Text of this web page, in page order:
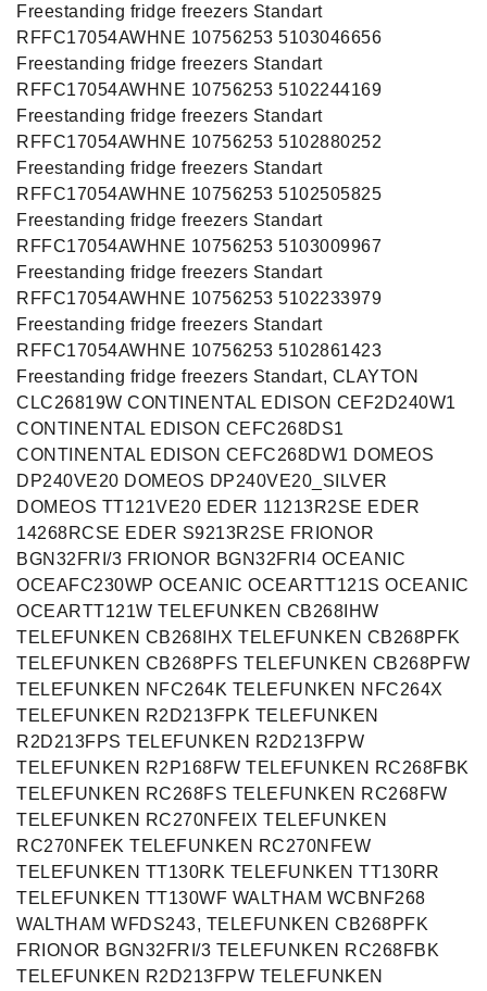
Freestanding fridge freezers Standart
RFFC17054AWHNE 10756253 5103046656
Freestanding fridge freezers Standart
RFFC17054AWHNE 10756253 5102244169
Freestanding fridge freezers Standart
RFFC17054AWHNE 10756253 5102880252
Freestanding fridge freezers Standart
RFFC17054AWHNE 10756253 5102505825
Freestanding fridge freezers Standart
RFFC17054AWHNE 10756253 5103009967
Freestanding fridge freezers Standart
RFFC17054AWHNE 10756253 5102233979
Freestanding fridge freezers Standart
RFFC17054AWHNE 10756253 5102861423
Freestanding fridge freezers Standart, CLAYTON
CLC26819W CONTINENTAL EDISON CEF2D240W1
CONTINENTAL EDISON CEFC268DS1
CONTINENTAL EDISON CEFC268DW1 DOMEOS
DP240VE20 DOMEOS DP240VE20_SILVER
DOMEOS TT121VE20 EDER 11213R2SE EDER
14268RCSE EDER S9213R2SE FRIONOR
BGN32FRI/3 FRIONOR BGN32FRI4 OCEANIC
OCEAFC230WP OCEANIC OCEARTT121S OCEANIC
OCEARTT121W TELEFUNKEN CB268IHW
TELEFUNKEN CB268IHX TELEFUNKEN CB268PFK
TELEFUNKEN CB268PFS TELEFUNKEN CB268PFW
TELEFUNKEN NFC264K TELEFUNKEN NFC264X
TELEFUNKEN R2D213FPK TELEFUNKEN
R2D213FPS TELEFUNKEN R2D213FPW
TELEFUNKEN R2P168FW TELEFUNKEN RC268FBK
TELEFUNKEN RC268FS TELEFUNKEN RC268FW
TELEFUNKEN RC270NFEIX TELEFUNKEN
RC270NFEK TELEFUNKEN RC270NFEW
TELEFUNKEN TT130RK TELEFUNKEN TT130RR
TELEFUNKEN TT130WF WALTHAM WCBNF268
WALTHAM WFDS243, TELEFUNKEN CB268PFK
FRIONOR BGN32FRI/3 TELEFUNKEN RC268FBK
TELEFUNKEN R2D213FPW TELEFUNKEN